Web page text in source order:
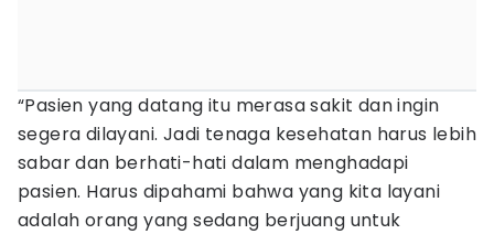
“Pasien yang datang itu merasa sakit dan ingin
segera dilayani. Jadi tenaga kesehatan harus lebih
sabar dan berhati-hati dalam menghadapi
pasien. Harus dipahami bahwa yang kita layani
adalah orang yang sedang berjuang untuk